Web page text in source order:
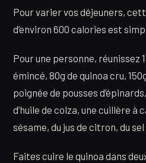
Pour varier vos déjeuners,
d’environ 600 calories est
Pour une personne, réunissez
émincé, 80g de quinoa cru,
poignée de pousses
d’huile de colza, une cuillère à
sésame, du jus de citron, du
Faites cuire le quinoa dans